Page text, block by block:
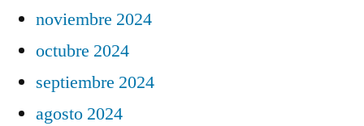
noviembre 2024
octubre 2024
septiembre 2024
agosto 2024